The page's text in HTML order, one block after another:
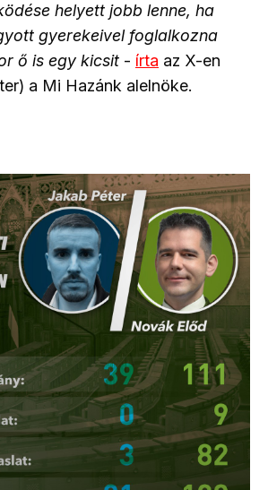
helyett jobb lenne, ha
gyerekeivel foglalkozna
ő is egy kicsit - írta az X-en
a Mi Hazánk alelnöke.